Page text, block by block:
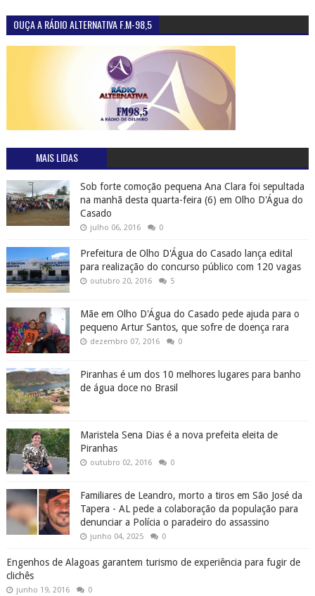
OUÇA A RÁDIO ALTERNATIVA F.M-98,5
MAIS LIDAS
Sob forte comoção pequena Ana Clara foi sepultada
na manhã desta quarta-feira (6) em Olho D'Água do
Casado
julho 06, 2016 0
Prefeitura de Olho D'Água do Casado lança edital
para realização do concurso público com 120 vagas
outubro 20, 2016 5
Mãe em Olho D'Água do Casado pede ajuda para o
pequeno Artur Santos, que sofre de doença rara
dezembro 07, 2016 0
Piranhas é um dos 10 melhores lugares para banho
de água doce no Brasil
Maristela Sena Dias é a nova prefeita eleita de
Piranhas
outubro 02, 2016 0
Familiares de Leandro, morto a tiros em São José da
Tapera - AL pede a colaboração da população para
denunciar a Polícia o paradeiro do assassino
junho 04, 2025 0
Engenhos de Alagoas garantem turismo de experiência para fugir de
clichês
junho 19, 2016 0